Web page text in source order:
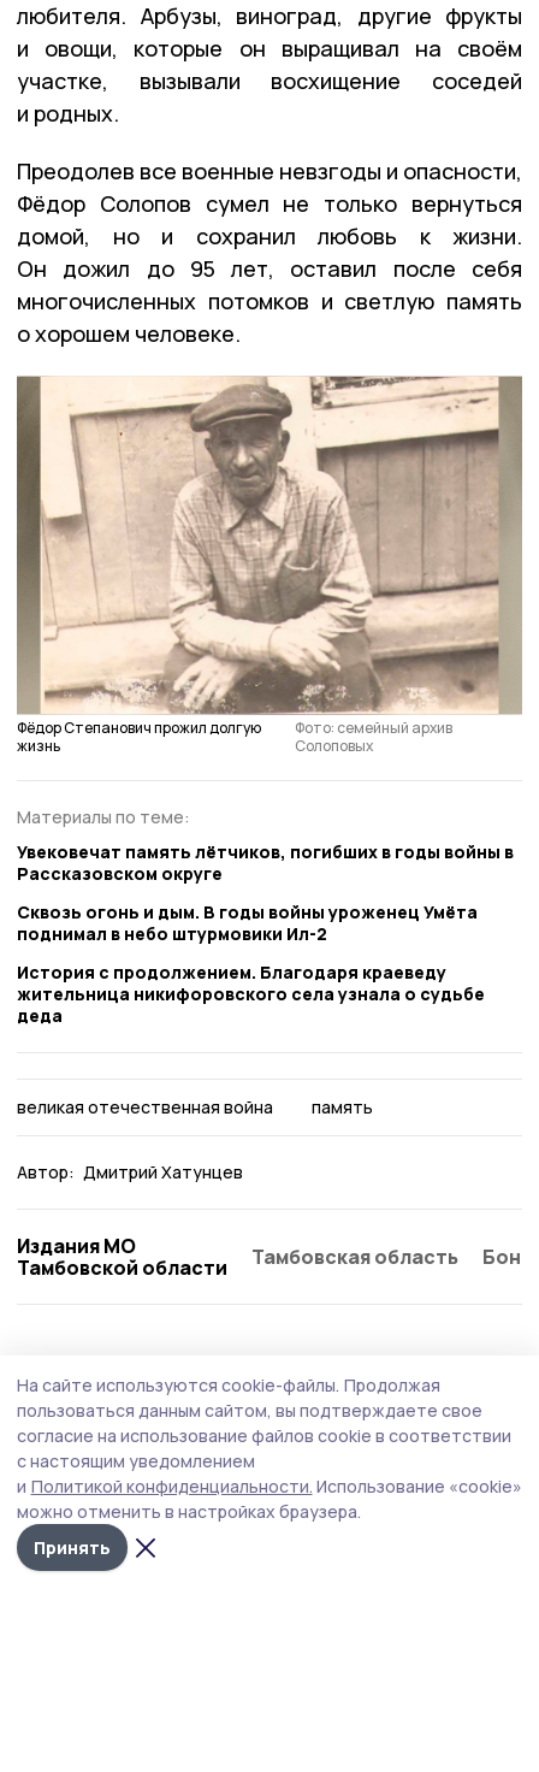
любителя. Арбузы, виноград, другие фрукты
и овощи, которые он выращивал на своём
участке, вызывали восхищение соседей
и родных.
Преодолев все военные невзгоды и опасности,
Фёдор Солопов сумел не только вернуться
домой, но и сохранил любовь к жизни.
Он дожил до 95 лет, оставил после себя
многочисленных потомков и светлую память
о хорошем человеке.
Фёдор Степанович прожил долгую
жизнь
Фото: семейный архив
Солоповых
Материалы по теме:
Увековечат память лётчиков, погибших в годы войны в
Рассказовском округе
Сквозь огонь и дым. В годы войны уроженец Умёта
поднимал в небо штурмовики Ил-2
История с продолжением. Благодаря краеведу
жительница никифоровского села узнала о судьбе
деда
великая отечественная война память
Автор: Дмитрий Хатунцев
Издания МО
Тамбовской области
Тамбовская область
На сайте используются cookie-файлы. Продолжая
пользоваться данным сайтом, вы подтверждаете свое
согласие на использование файлов cookie в соответствии
с настоящим уведомлением
и Политикой конфиденциальности. Использование «cookie»
можно отменить в настройках браузера.
Принять